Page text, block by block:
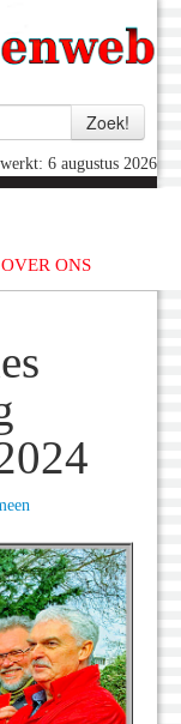
6 augustus 2026
OVER ONS